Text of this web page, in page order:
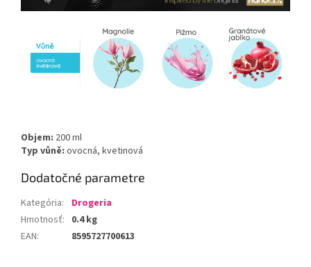
Objem: 200 ml
Typ vůně: ovocná, kvetinová
Dodatočné parametre
Kategória:
Drogeria
Hmotnosť: 0.4 kg
EAN: 8595727700613